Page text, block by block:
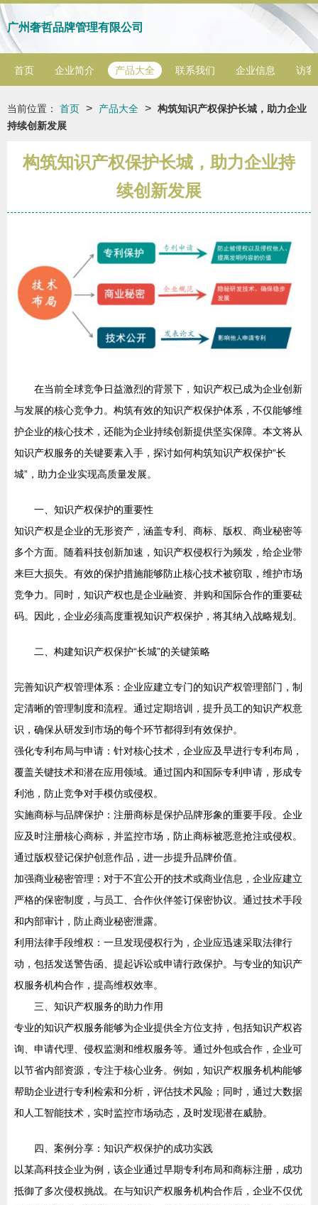
广州奢哲品牌管理有限公司
首页 企业简介 产品大全 联系我们 企业信息 访客
当前位置： 首页 > 产品大全 > 构筑知识产权保护长城，助力企业
持续创新发展
构筑知识产权保护长城，助力企业持
续创新发展
在当前全球竞争日益激烈的背景下，知识产权已成为企业创新
与发展的核心竞争力。构筑有效的知识产权保护体系，不仅能够维
护企业的核心技术，还能为企业持续创新提供坚实保障。本文将从
知识产权服务的关键要素入手，探讨如何构筑知识产权保护“长
城”，助力企业实现高质量发展。
一、知识产权保护的重要性
知识产权是企业的无形资产，涵盖专利、商标、版权、商业秘密等
多个方面。随着科技创新加速，知识产权侵权行为频发，给企业带
来巨大损失。有效的保护措施能够防止核心技术被窃取，维护市场
竞争力。同时，知识产权也是企业融资、并购和国际合作的重要砝
码。因此，企业必须高度重视知识产权保护，将其纳入战略规划。
二、构建知识产权保护“长城”的关键策略
完善知识产权管理体系：企业应建立专门的知识产权管理部门，制
定清晰的管理制度和流程。通过定期培训，提升员工的知识产权意
识，确保从研发到市场的每个环节都得到有效保护。
强化专利布局与申请：针对核心技术，企业应及早进行专利布局，
覆盖关键技术和潜在应用领域。通过国内和国际专利申请，形成专
利池，防止竞争对手模仿或侵权。
实施商标与品牌保护：注册商标是保护品牌形象的重要手段。企业
应及时注册核心商标，并监控市场，防止商标被恶意抢注或侵权。
通过版权登记保护创意作品，进一步提升品牌价值。
加强商业秘密管理：对于不宜公开的技术或商业信息，企业应建立
严格的保密制度，与员工、合作伙伴签订保密协议。通过技术手段
和内部审计，防止商业秘密泄露。
利用法律手段维权：一旦发现侵权行为，企业应迅速采取法律行
动，包括发送警告函、提起诉讼或申请行政保护。与专业的知识产
权服务机构合作，提高维权效率。
三、知识产权服务的助力作用
专业的知识产权服务能够为企业提供全方位支持，包括知识产权咨
询、申请代理、侵权监测和维权服务等。通过外包或合作，企业可
以节省内部资源，专注于核心业务。例如，知识产权服务机构能够
帮助企业进行专利检索和分析，评估技术风险；同时，通过大数据
和人工智能技术，实时监控市场动态，及时发现潜在威胁。
四、案例分享：知识产权保护的成功实践
以某高科技企业为例，该企业通过早期专利布局和商标注册，成功
抵御了多次侵权挑战。在与知识产权服务机构合作后，企业不仅优